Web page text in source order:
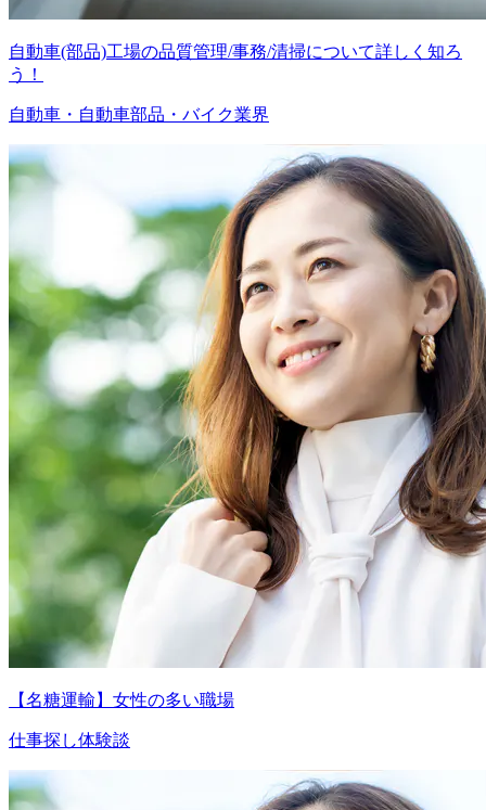
自動車(部品)工場の品質管理/事務/清掃について詳しく知ろ
う！
自動車・自動車部品・バイク業界
【名糖運輸】女性の多い職場
仕事探し体験談